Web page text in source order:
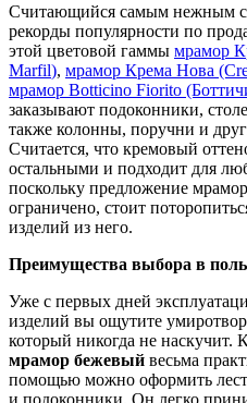
Считающийся самым нежным
рекорды популярности по
этой цветовой гаммы мрамор
Marfil), мрамор Крема Нова
мрамор Botticino Fiorito
заказывают подоконники,
также колонны, поручни и
Считается, что кремовый
остальными и подходит для
поскольку предложение
ограничено, стоит
изделий из него.
Преимущества выбора в
Уже с первых дней
изделий вы ощутите
который никогда не наскучит.
мрамор бежевый весьма
помощью можно оформить
и подоконники. Он легко